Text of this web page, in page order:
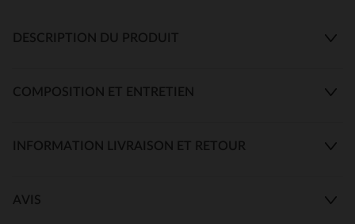
DESCRIPTION DU PRODUIT
COMPOSITION ET ENTRETIEN
INFORMATION LIVRAISON ET RETOUR
AVIS